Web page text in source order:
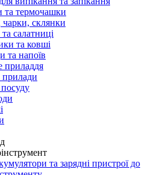
та термочашки
склянки
салатниці
та ковші
та напоїв
приладдя
прилади
та зарядні пристрої до